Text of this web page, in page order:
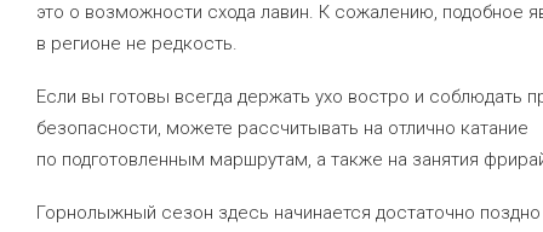
это о возможности схода лавин. К сожалению, подобное
в регионе не редкость.
Если вы готовы всегда держать ухо востро и соблюдать
безопасности, можете рассчитывать на отлично катание
по подготовленным маршрутам, а также на занятия
Горнолыжный сезон здесь начинается достаточно